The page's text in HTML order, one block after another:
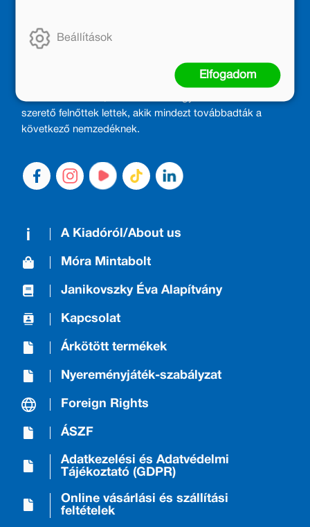
MÓRA KÖNYVKIADÓ – 1950 ÓTA
Kiadónk generációkat ajándékozott és ajándékoz meg az
szerető felnőttek lettek, akik mindezt továbbadták a
következő nemzedéknek.
A Kiadóról/About us
Móra Mintabolt
Janikovszky Éva Alapítvány
Kapcsolat
Árkötött termékek
Nyereményjáték-szabályzat
Foreign Rights
ÁSZF
Adatkezelési és Adatvédelmi
Tájékoztató (GDPR)
Online vásárlási és szállítási
feltételek
Beállítások
Elfogadom